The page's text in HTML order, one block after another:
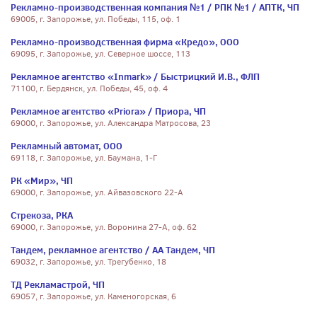
Рекламно-производственная компания №1 / РПК №1 / АПТК, ЧП
69005, г. Запорожье, ул. Победы, 115, оф. 1
Рекламно-производственная фирма «Кредо», ООО
69095, г. Запорожье, ул. Северное шоссе, 113
Рекламное агентство «Inmark» / Быстрицкий И.В., ФЛП
71100, г. Бердянск, ул. Победы, 45, оф. 4
Рекламное агентство «Priora» / Приора, ЧП
69000, г. Запорожье, ул. Александра Матросова, 23
Рекламный автомат, ООО
69118, г. Запорожье, ул. Баумана, 1-Г
РК «Мир», ЧП
69000, г. Запорожье, ул. Айвазовского 22-А
Стрекоза, РКА
69000, г. Запорожье, ул. Воронина 27-А, оф. 62
Тандем, рекламное агентство / АА Тандем, ЧП
69032, г. Запорожье, ул. Трегубенко, 18
ТД Рекламастрой, ЧП
69057, г. Запорожье, ул. Каменогорская, 6